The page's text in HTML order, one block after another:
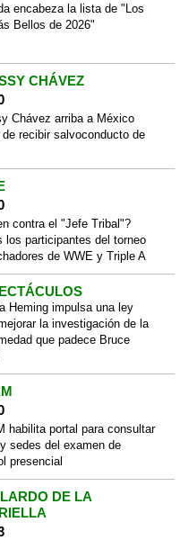
encabeza la lista de "Los
Bellos de 2026"
CHÁVEZ
Chávez arriba a México
de recibir salvoconducto de
contra el "Jefe Tribal"?
los participantes del torneo
de WWE y Triple A
Heming impulsa una ley
la investigación de la
que padece Bruce
habilita portal para consultar
sedes del examen de
presencial
DE LA